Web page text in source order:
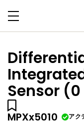
Sensor (0
MPXx5010 アク